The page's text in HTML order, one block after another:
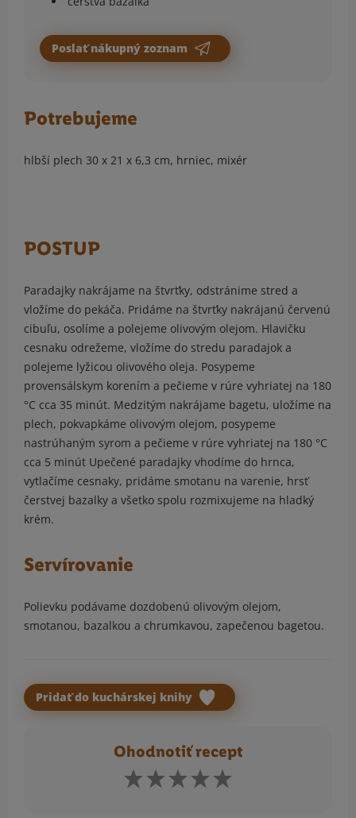
Poslať nákupný zoznam
Potrebujeme
hlbší plech 30 x 21 x 6,3 cm, hrniec, mixér
POSTUP
Paradajky nakrájame na štvrťky, odstránime stred a
vložíme do pekáča. Pridáme na štvrťky nakrájanú červenú
cibuľu, osolíme a polejeme olivovým olejom. Hlavičku
cesnaku odrežeme, vložíme do stredu paradajok a
polejeme lyžicou olivového oleja. Posypeme
provensálskym korením a pečieme v rúre vyhriatej na 180
°C cca 35 minút. Medzitým nakrájame bagetu, uložíme na
plech, pokvapkáme olivovým olejom, posypeme
nastrúhaným syrom a pečieme v rúre vyhriatej na 180 °C
cca 5 minút Upečené paradajky vhodíme do hrnca,
vytlačíme cesnaky, pridáme smotanu na varenie, hrsť
čerstvej bazalky a všetko spolu rozmixujeme na hladký
krém.
Servírovanie
Polievku podávame dozdobenú olivovým olejom,
smotanou, bazalkou a chrumkavou, zapečenou bagetou.
Pridať do kuchárskej knihy
Ohodnotiť recept